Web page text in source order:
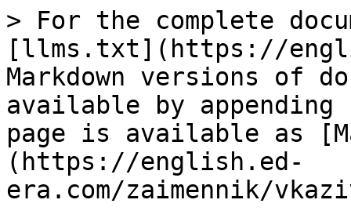
> For the complete
[llms.txt](https://
Markdown versions of
available by
page is available as
(https://english.ed-
era.com/zaimennik/